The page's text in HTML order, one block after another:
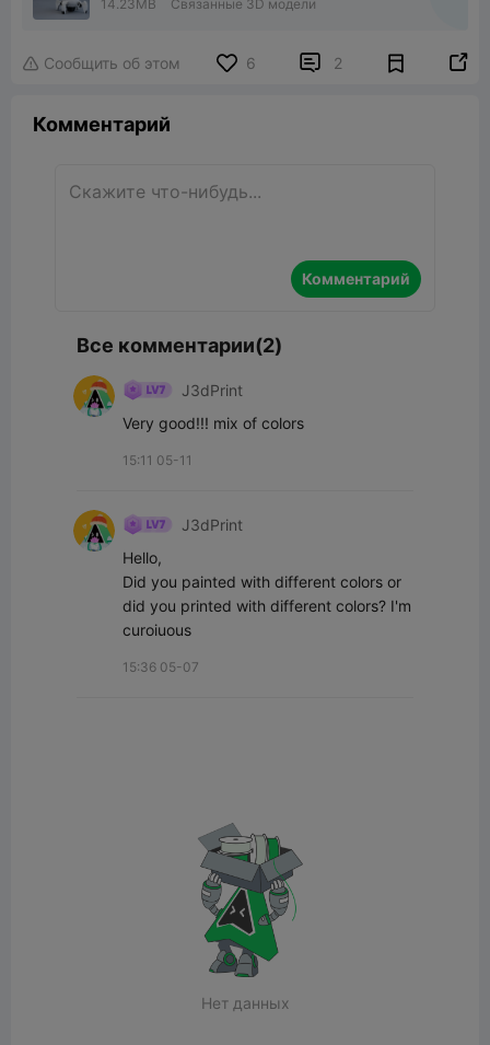
14.23MB Связанные 3D модели
 Сообщить об этом 6  2 
Комментарий
Комментарий
Все комментарии(2)
J3dPrint
Very good!!! mix of colors
15:11 05-11
J3dPrint
Hello,
Did you painted with different colors or
did you printed with different colors? I'm
curoiuous
15:36 05-07
Нет данных